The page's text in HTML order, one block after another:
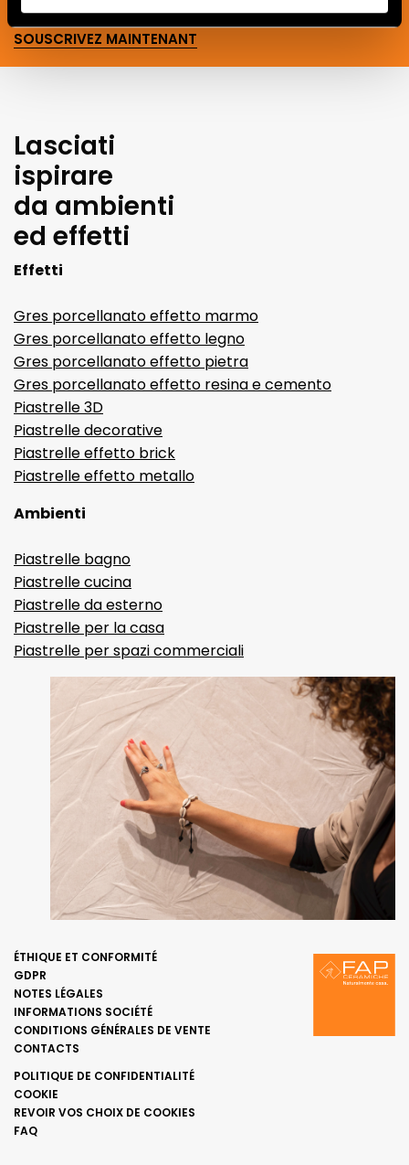
SOUSCRIVEZ MAINTENANT
Lasciati
ispirare
da ambienti
ed effetti
Effetti
Gres porcellanato effetto marmo
Gres porcellanato effetto legno
Gres porcellanato effetto pietra
Gres porcellanato effetto resina e cemento
Piastrelle 3D
Piastrelle decorative
Piastrelle effetto brick
Piastrelle effetto metallo
Ambienti
Piastrelle bagno
Piastrelle cucina
Piastrelle da esterno
Piastrelle per la casa
Piastrelle per spazi commerciali
ÉTHIQUE ET CONFORMITÉ
GDPR
NOTES LÉGALES
INFORMATIONS SOCIÉTÉ
CONDITIONS GÉNÉRALES DE VENTE
CONTACTS
POLITIQUE DE CONFIDENTIALITÉ
COOKIE
REVOIR VOS CHOIX DE COOKIES
FAQ